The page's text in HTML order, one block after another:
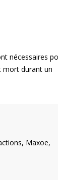
nécessaires
mort durant un
Maxoe,